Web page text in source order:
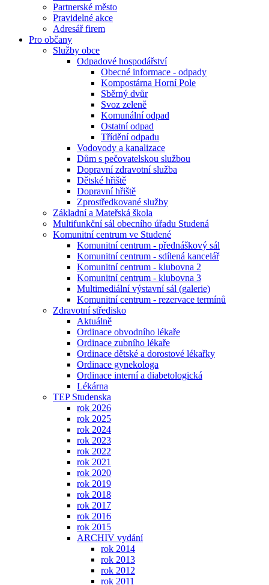
Partnerské město
Pravidelné akce
Adresář firem
Pro občany
Služby obce
Odpadové hospodářství
Obecné informace - odpady
Kompostárna Horní Pole
Sběrný dvůr
Svoz zeleně
Komunální odpad
Ostatní odpad
Třídění odpadu
Vodovody a kanalizace
Dům s pečovatelskou službou
Dopravní zdravotní služba
Dětské hřiště
Dopravní hřiště
Zprostředkované služby
Základní a Mateřská škola
Multifunkční sál obecního úřadu Studená
Komunitní centrum ve Studené
Komunitní centrum - přednáškový sál
Komunitní centrum - sdílená kancelář
Komunitní centrum - klubovna 2
Komunitní centrum - klubovna 3
Multimediální výstavní sál (galerie)
Komunitní centrum - rezervace termínů
Zdravotní středisko
Aktuálně
Ordinace obvodního lékaře
Ordinace zubního lékaře
Ordinace dětské a dorostové lékařky
Ordinace gynekologa
Ordinace interní a diabetologická
Lékárna
TEP Studenska
rok 2026
rok 2025
rok 2024
rok 2023
rok 2022
rok 2021
rok 2020
rok 2019
rok 2018
rok 2017
rok 2016
rok 2015
ARCHIV vydání
rok 2014
rok 2013
rok 2012
rok 2011